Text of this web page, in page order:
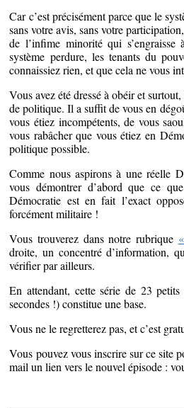
Car c’est précisément parce que le
sans votre avis, sans votre
de l’infime minorité qui
système perdure, les tenants du
connaissiez rien, et que cela ne vous
Vous avez été dressé à obéir et
de politique. Il a suffit de vous en
vous étiez incompétents, de vous
vous rabâcher que vous étiez en
politique possible.
Comme nous aspirons à une réelle
vous démontrer d’abord que ce
Démocratie est en fait l’exact
forcément militaire !
Vous trouverez dans notre rubrique
droite, un concentré d’information,
vérifier par ailleurs.
En attendant, cette série de 23
secondes !) constitue une base.
Vous ne le regretterez pas, et c’est
Vous pouvez vous inscrire sur ce site
mail un lien vers le nouvel épisode :